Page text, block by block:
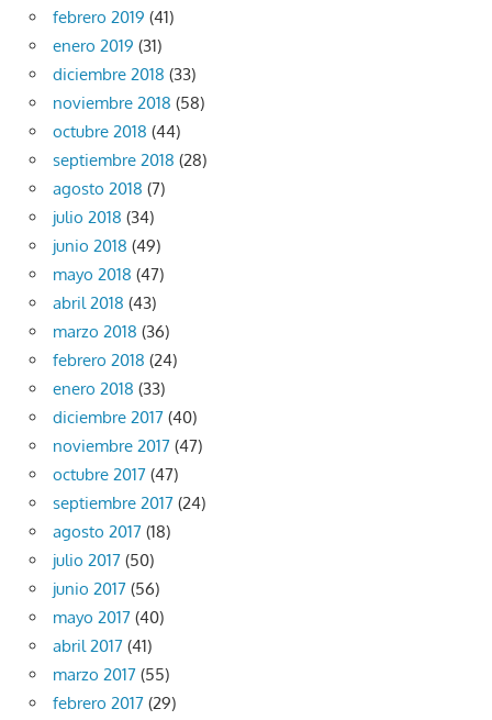
febrero 2019 (41)
enero 2019 (31)
diciembre 2018 (33)
noviembre 2018 (58)
octubre 2018 (44)
septiembre 2018 (28)
agosto 2018 (7)
julio 2018 (34)
junio 2018 (49)
mayo 2018 (47)
abril 2018 (43)
marzo 2018 (36)
febrero 2018 (24)
enero 2018 (33)
diciembre 2017 (40)
noviembre 2017 (47)
octubre 2017 (47)
septiembre 2017 (24)
agosto 2017 (18)
julio 2017 (50)
junio 2017 (56)
mayo 2017 (40)
abril 2017 (41)
marzo 2017 (55)
febrero 2017 (29)